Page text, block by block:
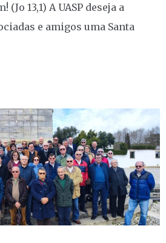
(Jo 13,1) A UASP deseja a
e amigos uma Santa